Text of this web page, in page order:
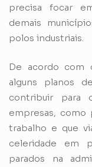
precisa focar
demais
polos industriais.
De acordo com
alguns planos
contribuir para
empresas,
trabalho e que
celeridade em
parados na